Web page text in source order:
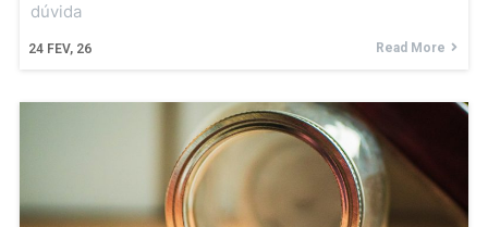
24 FEV, 26
dúvida
Read More